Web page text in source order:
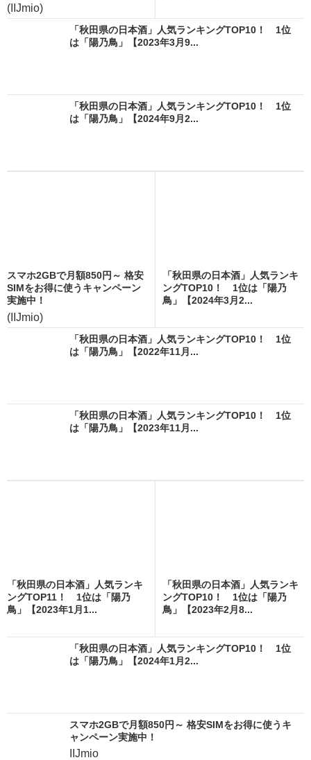
(IIJmio)
「秋田県の日本酒」人気ランキングTOP10！ 1位
は「陽乃鳥」【2023年3月9...
「秋田県の日本酒」人気ランキングTOP10！ 1位
は「陽乃鳥」【2024年9月2...
スマホ2GBで月額850円～ 格安
SIMをお得に使うキャンペーン
実施中！
(IIJmio)
「秋田県の日本酒」人気ランキ
ングTOP10！ 1位は「陽乃
鳥」【2024年3月2...
「秋田県の日本酒」人気ランキングTOP10！ 1位
は「陽乃鳥」【2022年11月...
「秋田県の日本酒」人気ランキングTOP10！ 1位
は「陽乃鳥」【2023年11月...
「秋田県の日本酒」人気ランキ
ングTOP11！ 1位は「陽乃
鳥」【2023年1月1...
「秋田県の日本酒」人気ランキ
ングTOP10！ 1位は「陽乃
鳥」【2023年2月8...
「秋田県の日本酒」人気ランキングTOP10！ 1位
は「陽乃鳥」【2024年1月2...
スマホ2GBで月額850円～ 格安SIMをお得に使うキ
ャンペーン実施中！
IIJmio